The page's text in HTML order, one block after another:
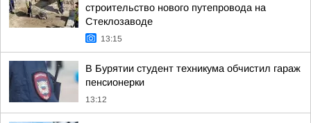
строительство нового путепровода на
Стеклозаводе
13:15
В Бурятии студент техникума обчистил гараж
пенсионерки
13:12